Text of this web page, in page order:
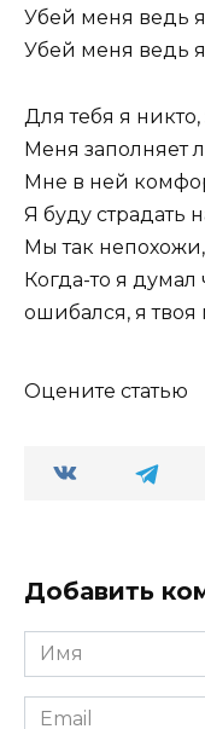
Убей меня ведь
Убей меня ведь
Для тебя я
Меня заполняет
Мне в ней
Я буду страдать
Мы так непохожи,
Когда-то я
ошибался, я
Оцените статью
Добавить
Имя
*
Email